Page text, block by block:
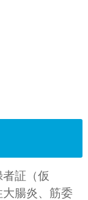
証（仮
腸炎、筋委